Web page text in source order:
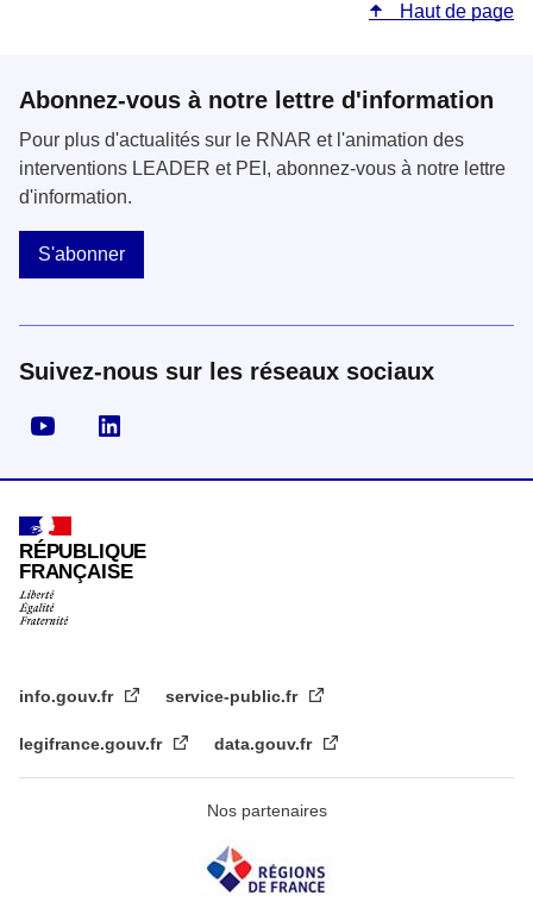
Haut de page
Abonnez-vous à notre lettre d'information
Pour plus d'actualités sur le RNAR et l'animation des
interventions LEADER et PEI, abonnez-vous à notre lettre
d'information.
S'abonner
Suivez-nous sur les réseaux sociaux
Visiter la page YouTube
RÉPUBLIQUE
FRANÇAISE
info.gouv.fr service-public.fr
legifrance.gouv.fr data.gouv.fr
Nos partenaires